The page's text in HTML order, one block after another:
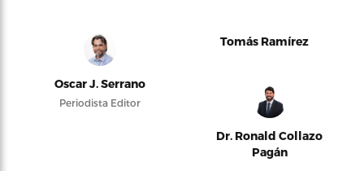
Oscar J. Serrano
Periodista Editor
Tomás Ramírez
Dr. Ronald Collazo
Pagán